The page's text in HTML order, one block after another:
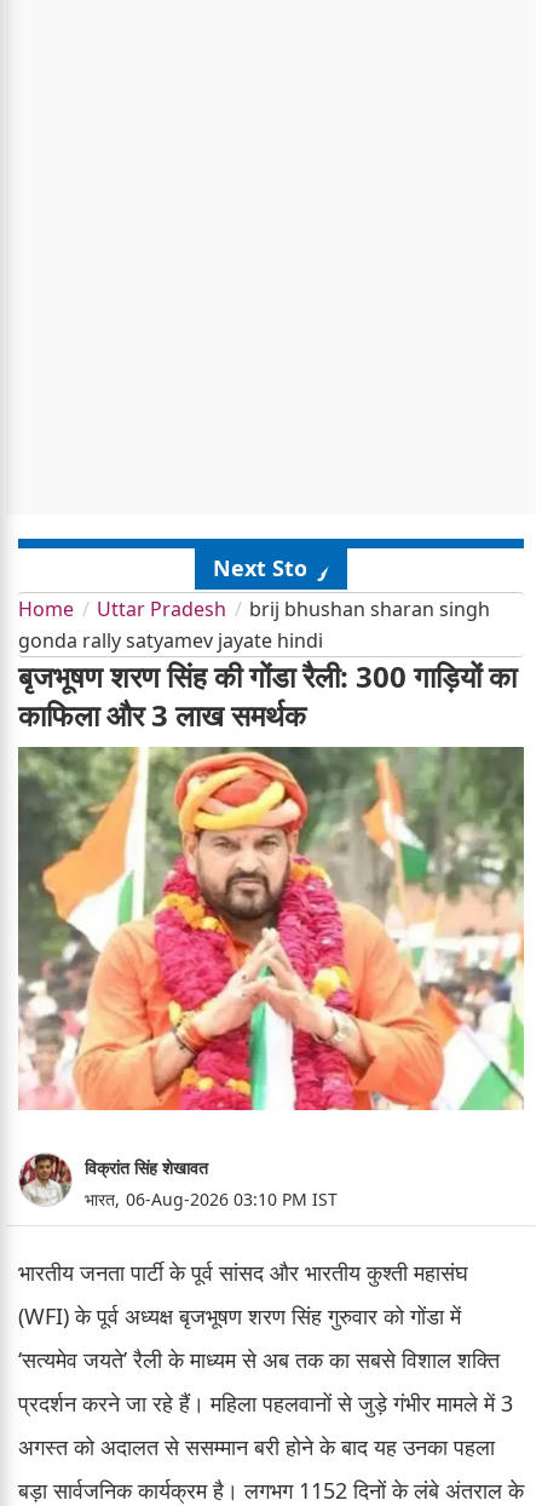
Next Story
Home Uttar Pradesh
brij bhushan sharan singh
gonda rally satyamev jayate hindi
बृजभूषण शरण सिंह की गोंडा रैली: 300 गाड़ियों का
काफिला और 3 लाख समर्थक
विक्रांत सिंह शेखावत
भारत, 06-Aug-2026 03:10 PM IST
भारतीय जनता पार्टी के पूर्व सांसद और भारतीय कुश्ती महासंघ
(WFI) के पूर्व अध्यक्ष बृजभूषण शरण सिंह गुरुवार को गोंडा में
‘सत्यमेव जयते’ रैली के माध्यम से अब तक का सबसे विशाल शक्ति
प्रदर्शन करने जा रहे हैं। महिला पहलवानों से जुड़े गंभीर मामले में 3
अगस्त को अदालत से ससम्मान बरी होने के बाद यह उनका पहला
बड़ा सार्वजनिक कार्यक्रम है। लगभग 1152 दिनों के लंबे अंतराल के